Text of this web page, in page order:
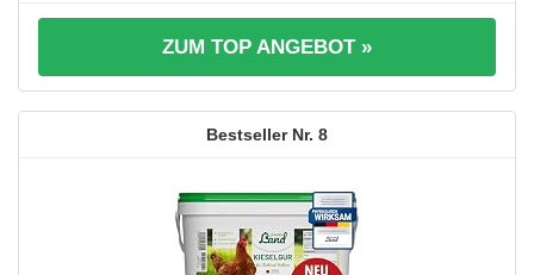
ZUM TOP ANGEBOT »
8